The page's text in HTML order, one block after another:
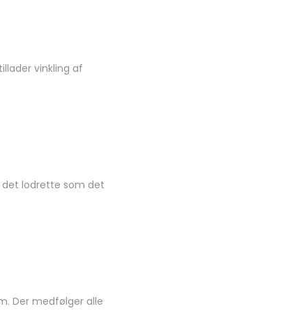
vinkling af
lodrette som det
Der medfølger alle